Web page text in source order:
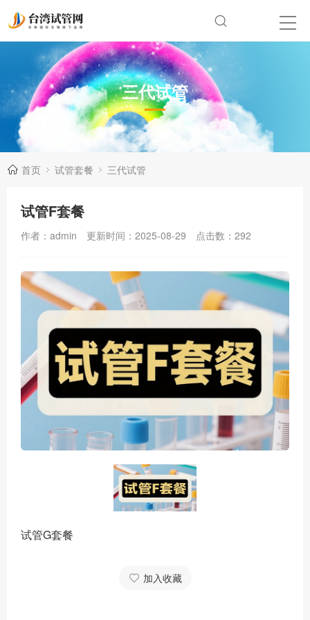
三代试管
首页 试管套餐 三代试管
试管F套餐
作者：admin 更新时间：2025-08-29 点击数： 292
试管G套餐
加入收藏